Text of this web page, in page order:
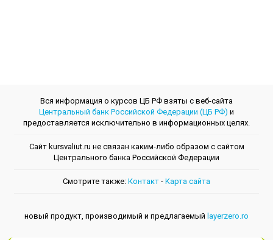
Вся информация о курсов ЦБ РФ взяты с веб-сайта
Центральный банк Российской Федерации (ЦБ РФ) и
предоставляется исключительно в информационных целях.
Сайт kursvaliut.ru не связан каким-либо образом с сайтом
Центрального банкa Российской Федерации
Смотрите также: Контакт - Kарта сайта
новый продукт, производимый и предлагаемый layerzero.ro